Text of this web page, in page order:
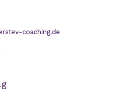
coaching.de